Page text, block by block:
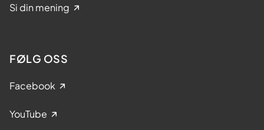
Si din mening
FØLG OSS
Facebook
YouTube